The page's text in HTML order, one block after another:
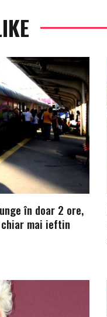
în doar 2 ore,
mai ieftin